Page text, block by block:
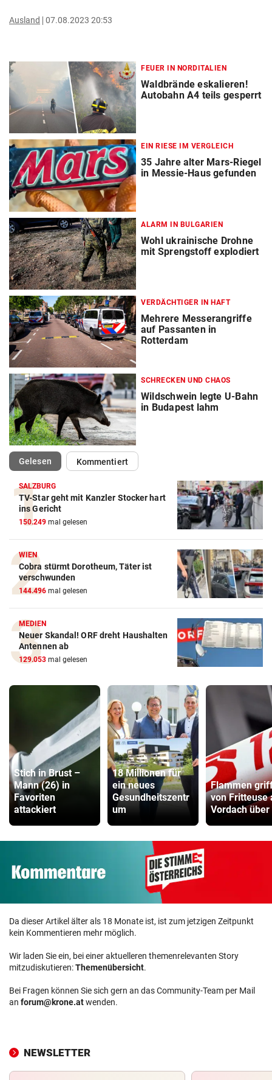
Ausland 07.08.2023 20:53
FEUER IN NORDITALIEN
Waldbrände eskalieren!
Autobahn A4 teils gesperrt
EIN RIESE IM VERGLEICH
35 Jahre alter Mars-Riegel
in Messie-Haus gefunden
ALARM IN BULGARIEN
Wohl ukrainische Drohne
mit Sprengstoff explodiert
VERDÄCHTIGER IN HAFT
Mehrere Messerangriffe
auf Passanten in
Rotterdam
SCHRECKEN UND CHAOS
Wildschwein legte U-Bahn
in Budapest lahm
Gelesen(ausgewählt)Kommentiert
SALZBURG
TV-Star geht mit Kanzler Stocker hart
ins Gericht
150.249 mal gelesen
WIEN
Cobra stürmt Dorotheum, Täter ist
verschwunden
144.496 mal gelesen
MEDIEN
Neuer Skandal! ORF dreht Haushalten
Antennen ab
129.053 mal gelesen
Stich in Brust –
Mann (26) in
Favoriten
attackiert
18 Millionen für
ein neues
Gesundheitszentr
um
Flammen
von Fritteuse
Vordach über
Da dieser Artikel älter als 18 Monate ist, ist zum jetzigen Zeitpunkt
kein Kommentieren mehr möglich.
Wir laden Sie ein, bei einer aktuelleren themenrelevanten Story
mitzudiskutieren:Themenübersicht.
Bei Fragen können Sie sich gern an das Community-Team per Mail
an forum@krone.atwenden.
NEWSLETTER